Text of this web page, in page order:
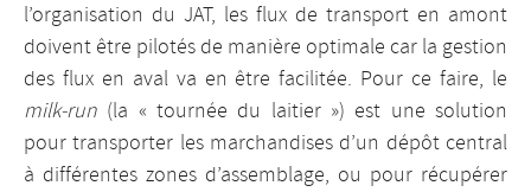
l’organisation du JAT, les flux de transport en amont
doivent être pilotés de manière optimale car la gestion
des flux en aval va en être facilitée. Pour ce faire, le
milk-run (la « tournée du laitier ») est une solution
pour transporter les marchandises d’un dépôt central
à différentes zones d’assemblage, ou pour récupérer